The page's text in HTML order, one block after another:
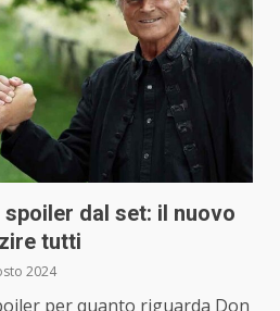
dal set: il nuovo
tutti
2024
per quanto riguarda Don